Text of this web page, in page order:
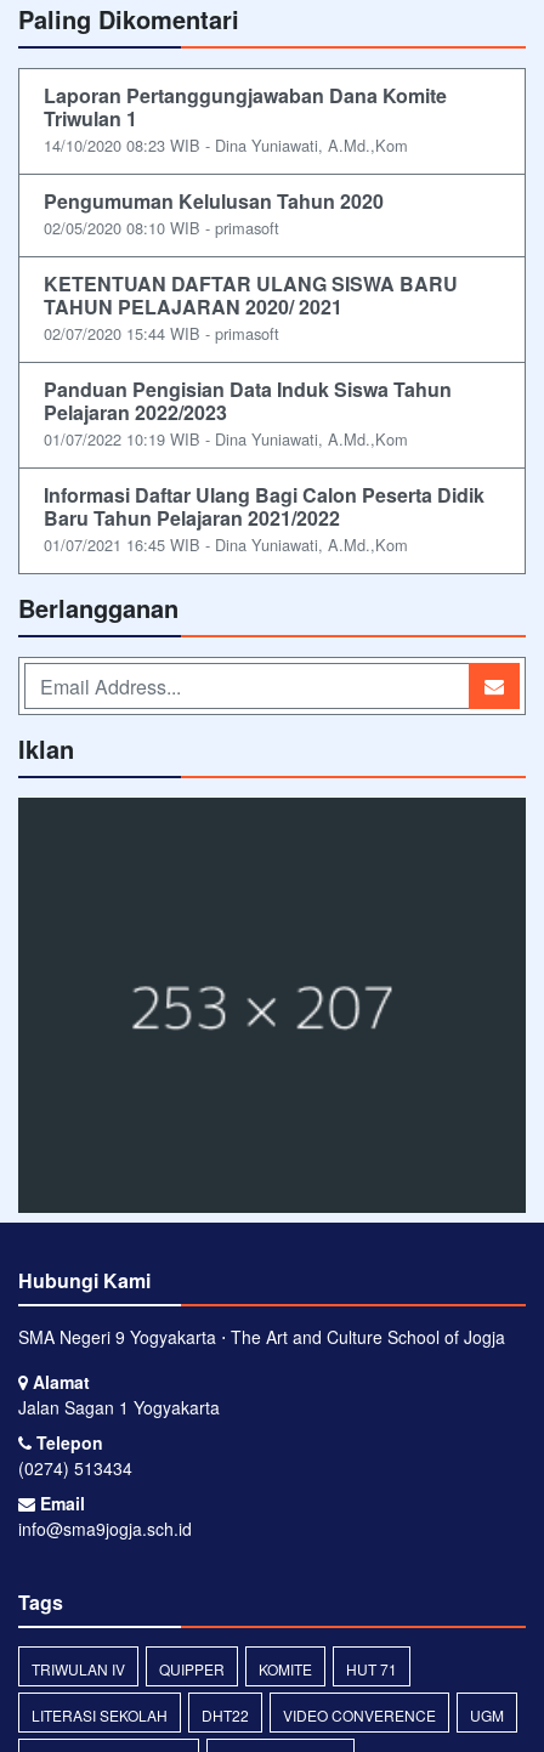
Paling Dikomentari
Laporan Pertanggungjawaban Dana Komite
Triwulan 1
14/10/2020 08:23 WIB - Dina Yuniawati, A.Md.,Kom
Pengumuman Kelulusan Tahun 2020
02/05/2020 08:10 WIB - primasoft
KETENTUAN DAFTAR ULANG SISWA BARU
TAHUN PELAJARAN 2020/ 2021
02/07/2020 15:44 WIB - primasoft
Panduan Pengisian Data Induk Siswa Tahun
Pelajaran 2022/2023
01/07/2022 10:19 WIB - Dina Yuniawati, A.Md.,Kom
Informasi Daftar Ulang Bagi Calon Peserta Didik
Baru Tahun Pelajaran 2021/2022
01/07/2021 16:45 WIB - Dina Yuniawati, A.Md.,Kom
Berlangganan
Iklan
Hubungi Kami
SMA Negeri 9 Yogyakarta ⋅ The Art and Culture School of Jogja
Alamat
Jalan Sagan 1 Yogyakarta
Telepon
(0274) 513434
Email
info@sma9jogja.sch.id
Tags
TRIWULAN IV QUIPPER KOMITE HUT 71
LITERASI SEKOLAH DHT22 VIDEO CONVERENCE UGM